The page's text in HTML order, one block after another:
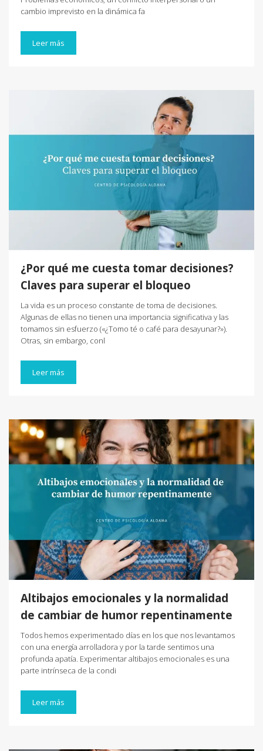
cambio imprevisto en la dinámica fa
Leer más
¿Por qué me cuesta tomar decisiones?
Claves para superar el bloqueo
La vida es un proceso constante de toma de decisiones.
Algunas de ellas no tienen una importancia significativa y las
tomamos sin esfuerzo («¿Tomo té o café para desayunar?»).
Otras, sin embargo, conl
Leer más
Altibajos emocionales y la normalidad
de cambiar de humor repentinamente
Todos hemos experimentado días en los que nos levantamos
con una energía arrolladora y por la tarde sentimos una
profunda apatía. Experimentar altibajos emocionales es una
parte intrínseca de la condi
Leer más